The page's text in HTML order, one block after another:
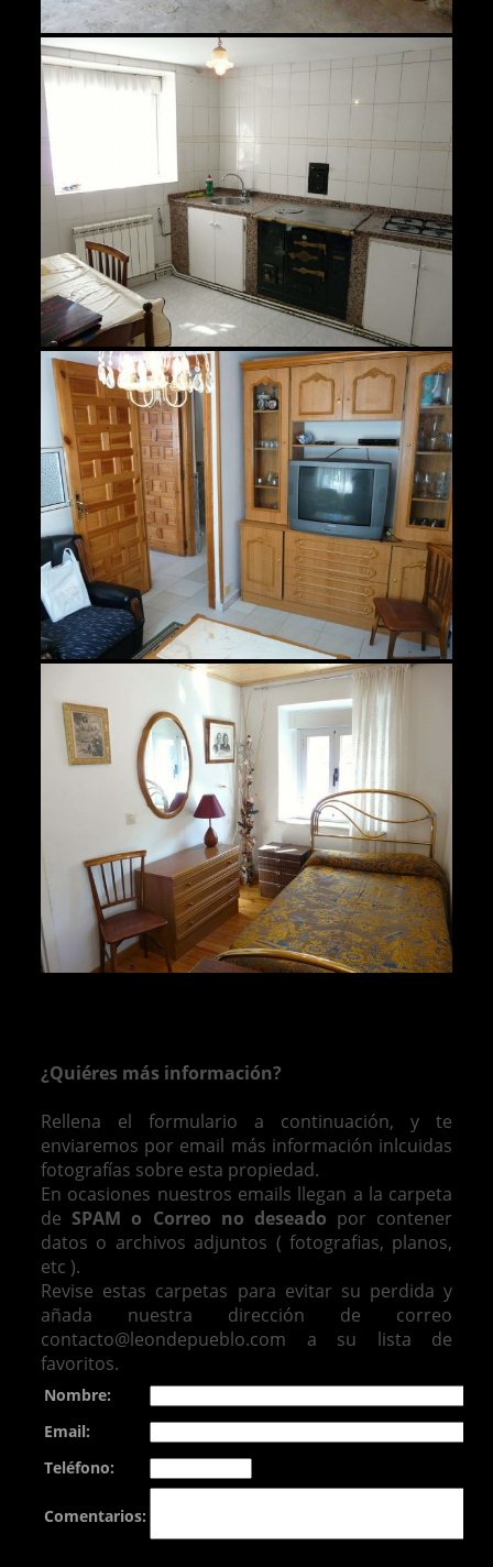
¿Quiéres más información?
Rellena el formulario a continuación, y te
enviaremos por email más información inlcuidas
fotografías sobre esta propiedad.
En ocasiones nuestros emails llegan a la carpeta
de SPAM o Correo no deseado por contener
datos o archivos adjuntos ( fotografias, planos,
etc ).
Revise estas carpetas para evitar su perdida y
añada nuestra dirección de correo
contacto@leondepueblo.com a su lista de
favoritos.
Nombre:
Email:
Teléfono:
Comentarios: